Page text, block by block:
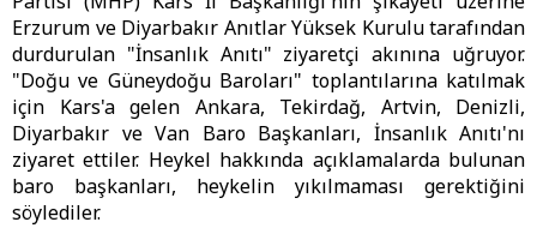
Erzurum ve Diyarbakır Anıtlar Yüksek Kurulu tarafından
durdurulan "İnsanlık Anıtı" ziyaretçi akınına uğruyor.
"Doğu ve Güneydoğu Baroları" toplantılarına katılmak
için Kars'a gelen Ankara, Tekirdağ, Artvin, Denizli,
Diyarbakır ve Van Baro Başkanları, İnsanlık Anıtı'nı
ziyaret ettiler. Heykel hakkında açıklamalarda bulunan
baro başkanları, heykelin yıkılmaması gerektiğini
söylediler.